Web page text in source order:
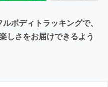
ボディトラッキングで、
しさをお届けできるよう